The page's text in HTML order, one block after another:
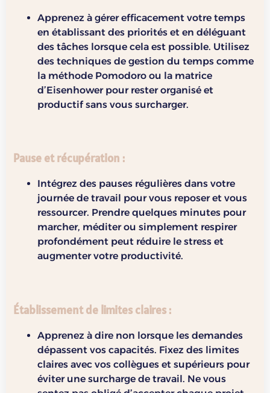
Apprenez à gérer efficacement votre temps
en établissant des priorités et en déléguant
des tâches lorsque cela est possible. Utilisez
des techniques de gestion du temps comme
la méthode Pomodoro ou la matrice
d’Eisenhower pour rester organisé et
productif sans vous surcharger.
Pause et récupération :
Intégrez des pauses régulières dans votre
journée de travail pour vous reposer et vous
ressourcer. Prendre quelques minutes pour
marcher, méditer ou simplement respirer
profondément peut réduire le stress et
augmenter votre productivité.
Établissement de limites claires :
Apprenez à dire non lorsque les demandes
dépassent vos capacités. Fixez des limites
claires avec vos collègues et supérieurs pour
éviter une surcharge de travail. Ne vous